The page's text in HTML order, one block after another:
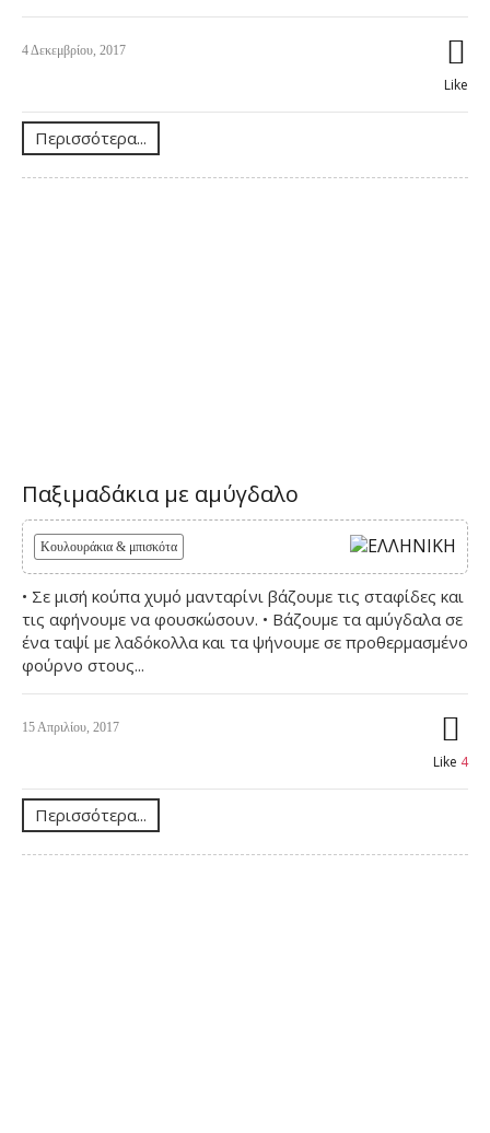
4 Δεκεμβρίου, 2017
Like
Περισσότερα...
Παξιμαδάκια με αμύγδαλο
Κουλουράκια & μπισκότα
• Σε μισή κούπα χυμό μανταρίνι βάζουμε τις σταφίδες και
τις αφήνουμε να φουσκώσουν. • Βάζουμε τα αμύγδαλα σε
ένα ταψί με λαδόκολλα και τα ψήνουμε σε προθερμασμένο
φούρνο στους...
15 Απριλίου, 2017
Like 4
Περισσότερα...